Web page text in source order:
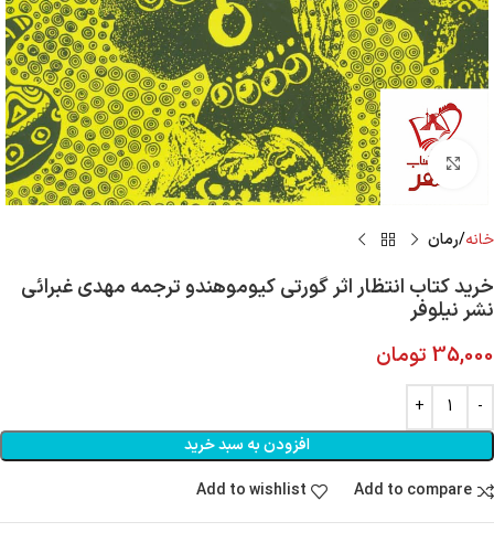
Click to enlarge
خانه رمان
خرید کتاب انتظار اثر گورتی کیوموهندو ترجمه مهدی غبرائی
نشر نیلوفر
35,000 تومان
افزودن به سبد خرید
Add to compare
Add to wishlist